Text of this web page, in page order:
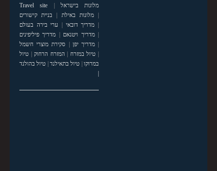
מלונות בישראל
Travel site
|מלונות באילת
בניית קישורים
מדריך דובאי
ערי בירה בעולם
|מדריך ויטנאם
מדריך פיליפינים
|מדריך יפן
סקירת מוצרי חשמל
טיול במזרח המזרח הרחוק| טיול
במרוקו| טיול בתאילנד| טיול בהולנד